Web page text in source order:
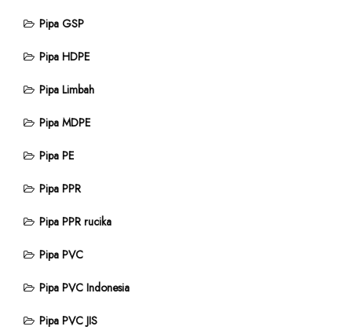
Pipa GSP
Pipa HDPE
Pipa Limbah
Pipa MDPE
Pipa PE
Pipa PPR
Pipa PPR rucika
Pipa PVC
Pipa PVC Indonesia
Pipa PVC JIS